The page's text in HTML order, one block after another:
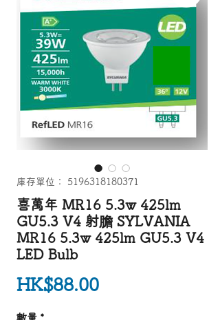
庫存單位： 5196318180371
喜萬年 MR16 5.3w 425lm
GU5.3 V4 射膽 SYLVANIA
MR16 5.3w 425lm GU5.3 V4
LED Bulb
HK$88.00價格
數量 *